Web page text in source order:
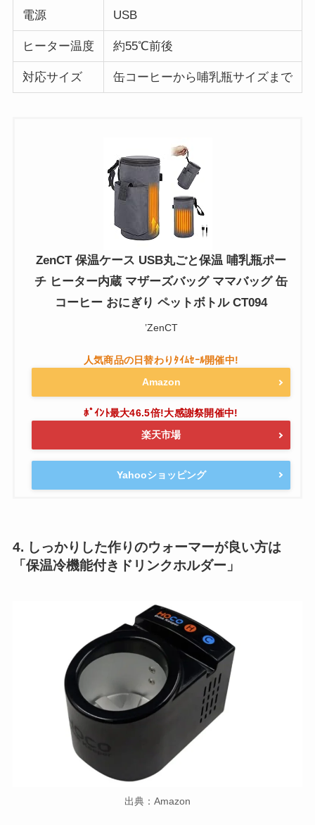
電源 USB
ヒーター温度 約55℃前後
対応サイズ 缶コーヒーから哺乳瓶サイズまで
ZenCT 保温ケース USB丸ごと保温 哺乳瓶ポー
チ ヒーター内蔵 マザーズバッグ ママバッグ 缶
コーヒー おにぎり ペットボトル CT094
’ZenCT
Amazon
楽天市場
Yahooショッピング
4. しっかりした作りのウォーマーが良い方は
「保温冷機能付きドリンクホルダー」
出典：Amazon